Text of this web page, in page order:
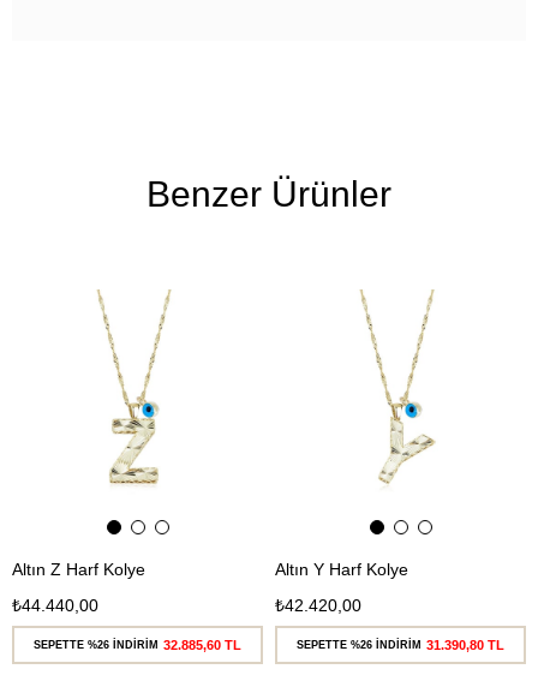
Benzer Ürünler
Altın Z Harf Kolye
₺44.440,00
SEPETTE %26 İNDİRİM 32.885,60 TL
Altın Y Harf Kolye
₺42.420,00
SEPETTE %26 İNDİRİM 31.390,80 TL